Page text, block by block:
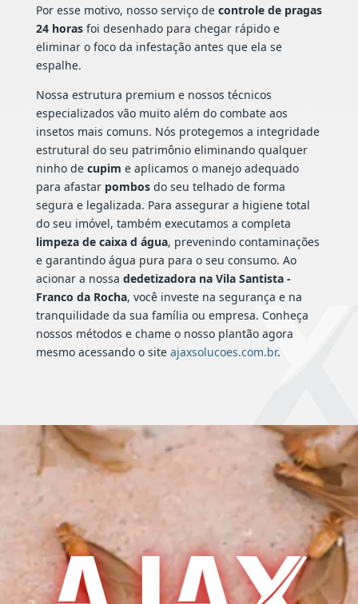
Por esse motivo, nosso serviço de controle de pragas
24 horasfoi desenhado para chegar rápido e
eliminar o foco da infestação antes que ela se
espalhe.
Nossa estrutura premium e nossos técnicos
especializados vão muito além do combate aos
insetos mais comuns. Nós protegemos a integridade
estrutural do seu patrimônio eliminando qualquer
ninho de cupim e aplicamos o manejo adequado
para afastar pombosdo seu telhado de forma
segura e legalizada. Para assegurar a higiene total
do seu imóvel, também executamos a completa
limpeza de caixa d água, prevenindo contaminações
e garantindo água pura para o seu consumo. Ao
acionar a nossa dedetizadora na Vila Santista -
Franco da Rocha, você investe na segurança e na
tranquilidade da sua família ou empresa. Conheça
nossos métodos e chame o nosso plantão agora
mesmo acessando o site ajaxsolucoes.com.br.